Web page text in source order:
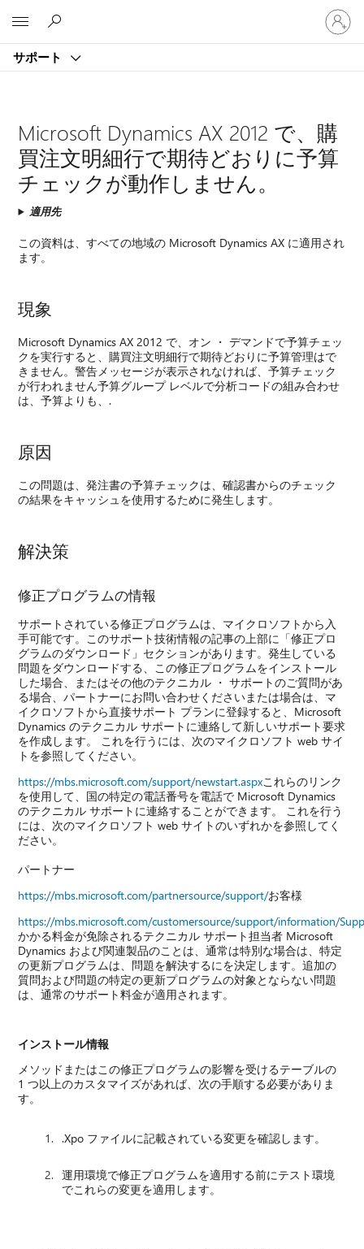
サポート
ア
カ
ウ
イ
ン
イ
Microsoft Dynamics AX 2012 で、購
買注文明細行で期待どおりに予算
チェックが動作しません。
適用先
この資料は、すべての地域の Microsoft Dynamics AX に適用され
ます。
現象
Microsoft Dynamics AX 2012 で、オン ・ デマンドで予算チェッ
クを実行すると、購買注文明細行で期待どおりに予算管理はで
きません。警告メッセージが表示されなければ、予算チェック
が行われません予算グループ レベルで分析コードの組み合わせ
は、予算よりも、.
原因
この問題は、発注書の予算チェックは、確認書からのチェック
の結果をキャッシュを使用するために発生します。
解決策
修正プログラムの情報
サポートされている修正プログラムは、マイクロソフトから入
手可能です。このサポート技術情報の記事の上部に「修正プロ
グラムのダウンロード」セクションがあります。発生している
問題をダウンロードする、この修正プログラムをインストール
した場合、またはその他のテクニカル ・ サポートのご質問があ
る場合、パートナーにお問い合わせくださいまたは場合は、マ
イクロソフトから直接サポート プランに登録すると、Microsoft
Dynamics のテクニカル サポートに連絡して新しいサポート要求
を作成します。 これを行うには、次のマイクロソフト web サイ
トを参照してください。
https://mbs.microsoft.com/support/newstart.aspxこれらのリンク
を使用して、国の特定の電話番号を電話で Microsoft Dynamics
のテクニカル サポートに連絡することができます。 これを行う
には、次のマイクロソフト web サイトのいずれかを参照してく
ださい。
パートナー
https://mbs.microsoft.com/partnersource/support/お客様
https://mbs.microsoft.com/customersource/support/information/
かかる料金が免除されるテクニカル サポート担当者 Microsoft
Dynamics および関連製品のことは、通常は特別な場合は、特定
の更新プログラムは、問題を解決するにを決定します。追加の
質問および問題の特定の更新プログラムの対象とならない問題
は、通常のサポート料金が適用されます。
インストール情報
メソッドまたはこの修正プログラムの影響を受けるテーブルの
1 つ以上のカスタマイズがあれば、次の手順する必要がありま
す。
.Xpo ファイルに記載されている変更を確認します。
運用環境で修正プログラムを適用する前にテスト環境
でこれらの変更を適用します。